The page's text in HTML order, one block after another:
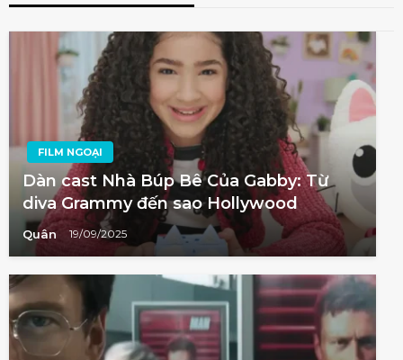
FILM NGOẠI
Dàn cast Nhà Búp Bê Của Gabby: Từ
diva Grammy đến sao Hollywood
Quân 19/09/2025